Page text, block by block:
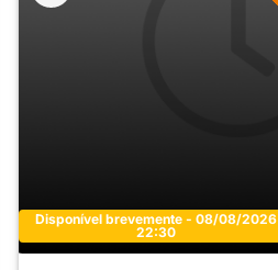
Disponível brevemente - 08/08/2026
22:30